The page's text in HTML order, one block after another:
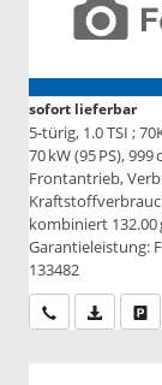
sofort lieferbar
5-türig, 1.0 TSI ;
70 kW (95 PS),
Frontantrieb,
kombiniert 132.00
Garantieleistung:
133482
Wir rufen Sie an
PDF-